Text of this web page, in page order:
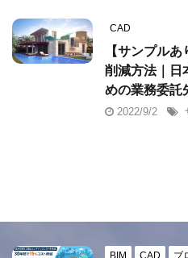
CAD
【サンプル
削減方法｜日
めの業務委託
2022/9/2
BIM CAD ブ